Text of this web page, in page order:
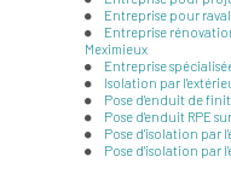
Entreprise pour
Entreprise
Meximieux
Entreprise
Isolation par
Pose d'enduit de
Pose d'enduit RPE
Pose d'isolation par
Pose d'isolation par